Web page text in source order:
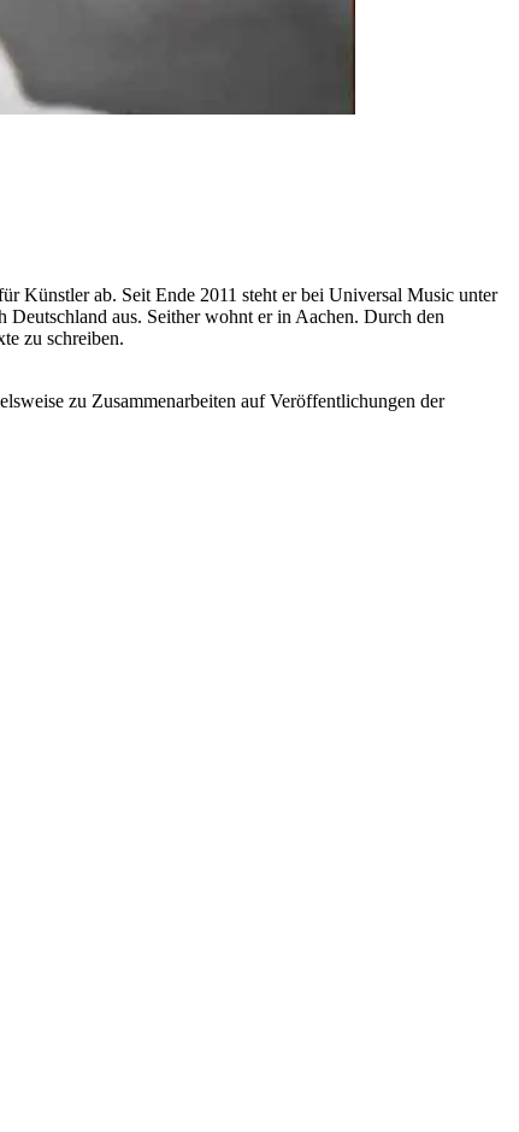
Künstler ab. Seit Ende 2011 steht er bei Universal Music unter
aus. Seither wohnt er in Aachen. Durch den
zu schreiben.
zu Zusammenarbeiten auf Veröffentlichungen der